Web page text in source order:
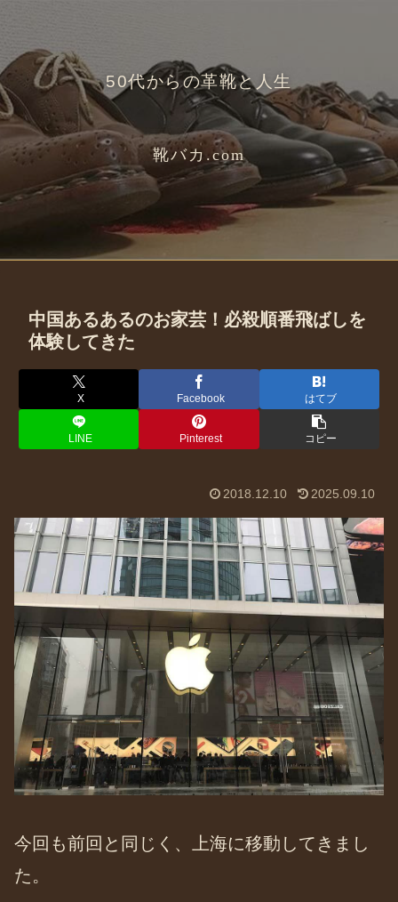
50代からの革靴と人生
靴バカ.com
中国あるあるのお家芸！必殺順番飛ばしを
体験してきた
X Facebook はてブ
LINE Pinterest コピー
2018.12.10 2025.09.10
今回も前回と同じく、上海に移動してきまし
た。